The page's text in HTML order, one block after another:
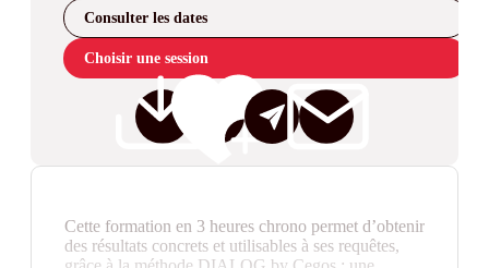
Consulter les dates
Choisir une session
Cette formation en 3 heures chrono permet d’obtenir
des résultats concrets et utilisables à ses requêtes,